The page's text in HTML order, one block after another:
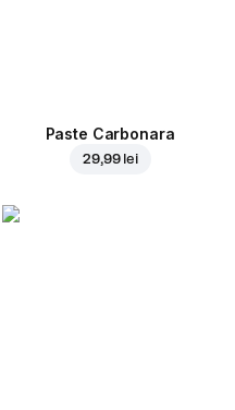
Paste Carbonara
29,99 lei